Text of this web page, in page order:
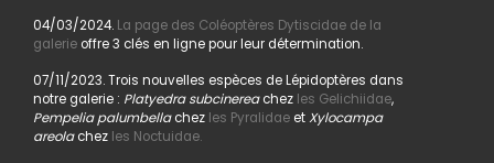
04/03/2024. La page des Coléoptères Dytiscidae de la
galerieoffre 3 clés en ligne pour leur détermination.
07/11/2023. Trois nouvelles espèces de Lépidoptères dans
notre galerie : Platyedra subcinereachez les Gelichiidae,
Pempelia palumbellachez les PyralidaeetXylocampa
areolachez les Noctuidae.